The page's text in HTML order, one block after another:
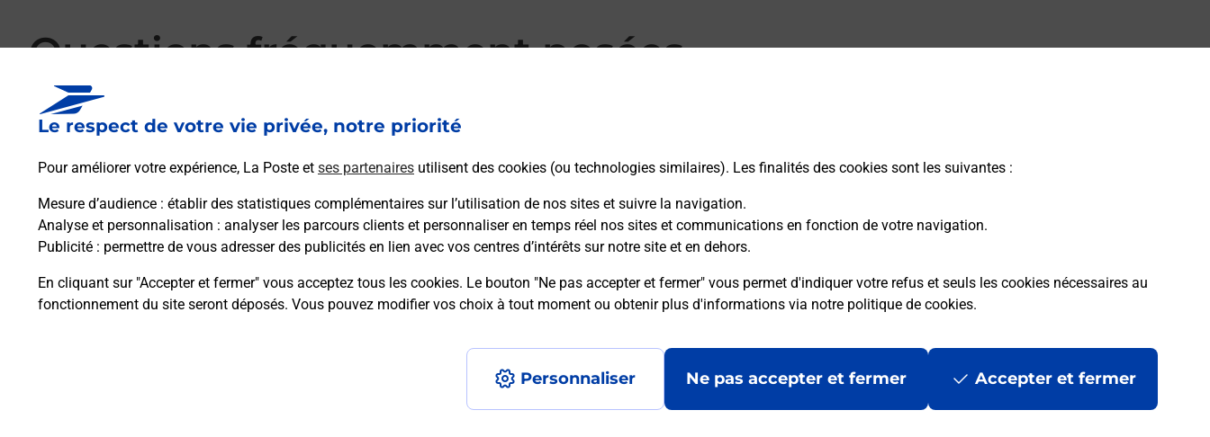
Le respect de votre vie privée, notre priorité
Pour améliorer votre expérience, La Poste et ses partenaires utilisent des cookies (ou technologies similaires). Les finalités des cookies sont les suivantes :
Mesure d’audience : établir des statistiques complémentaires sur l’utilisation de nos sites et suivre la navigation.
Analyse et personnalisation : analyser les parcours clients et personnaliser en temps réel nos sites et communications en fonction de votre navigation.
Publicité : permettre de vous adresser des publicités en lien avec vos centres d’intérêts sur notre site et en dehors.
En cliquant sur "Accepter et fermer" vous acceptez tous les cookies. Le bouton "Ne pas accepter et fermer" vous permet d'indiquer votre refus et seuls les cookies nécessaires au
fonctionnement du site seront déposés. Vous pouvez modifier vos choix à tout moment ou obtenir plus d'informations via notre politique de cookies.
Personnaliser Ne pas accepter et fermer Accepter et fermer
Questions fréquemment posées
La téléassistance classique avec médaillon d’alarme qu’est ce que c’est ?
Comment fonctionne la téléassistance classique ?
Comment est installée la téléassistance classique ?
Accessibilité : partiellement conforme Mentions légales Données personnelles et cookies